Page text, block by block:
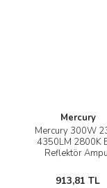
Mercury
Mercury 300W
4350LM 2800K
Reflektör
913,81 TL